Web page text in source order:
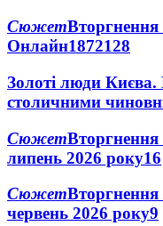
СюжетВторгнення
Онлайн1872128
Золоті люди Києва.
столичними
СюжетВторгнення
липень 2026 року16
СюжетВторгнення
червень 2026 року9